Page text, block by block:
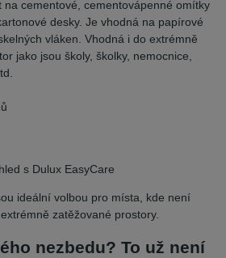
na cementové, cementovápenné omítky
desky. Je vhodná na papírové
vláken. Vhodná i do extrémně
jako jsou školy, školky, nemocnice,
s Dulux EasyCare
ideální volbou pro místa, kde není
zatěžované prostory.
nezbedu? To už není